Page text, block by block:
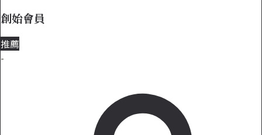
創始會員
推薦
-